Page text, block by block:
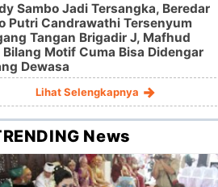
Sambo Jadi Tersangka, Beredar
Putri Candrawathi Tersenyum
Tangan Brigadir J, Mafhud
Bilang Motif Cuma Bisa Didengar
Dewasa
Lihat Selengkapnya
News